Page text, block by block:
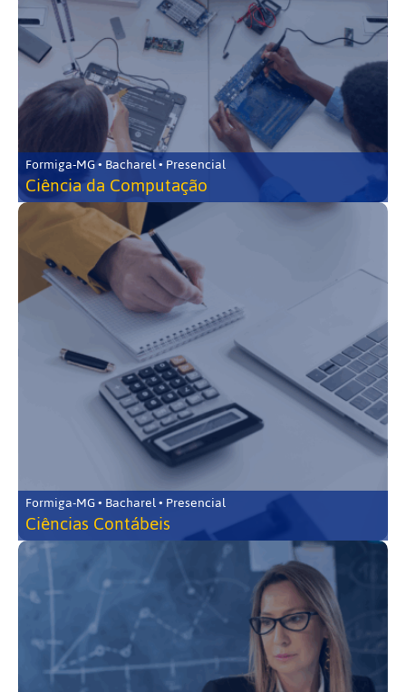
Formiga-MG • Bacharel • Presencial
Ciência da Computação
Formiga-MG • Bacharel • Presencial
Ciências Contábeis